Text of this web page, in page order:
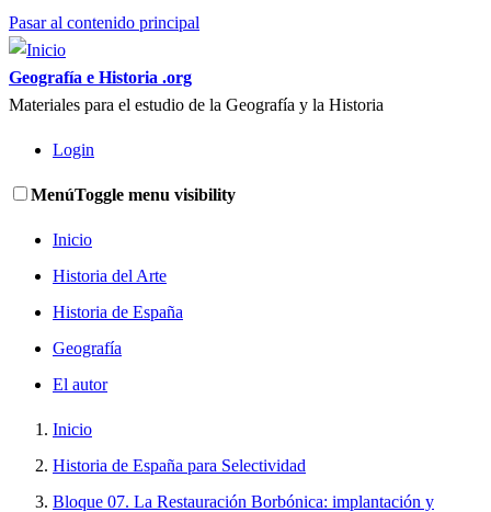
Pasar al contenido principal
Geografía e Historia .org
Materiales para el estudio de la Geografía y la Historia
Login
MenúToggle menu visibility
Inicio
Historia del Arte
Historia de España
Geografía
El autor
Inicio
Historia de España para Selectividad
Bloque 07. La Restauración Borbónica: implantación y